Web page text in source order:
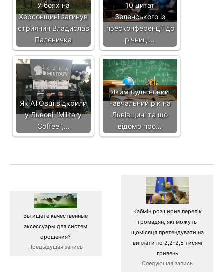
У боях на
Херсонщині загинув
стриянин Владислав
Паленичка
10 цитат
Зеленського із
пресконференції до
річниці…
Як АТОвці відкрили
у Львові "Military
Coffee",…
Яким буде новий
навчальний рік на
Львівщині та що
відомо про…
Вы ищете качественные
аксессуары для систем
орошения?
Предыдущая запись
Кабмін розширив перелік
громадян, які можуть
щомісяця претендувати на
виплати по 2,2-2,5 тисячі
гривень
Следующая запись